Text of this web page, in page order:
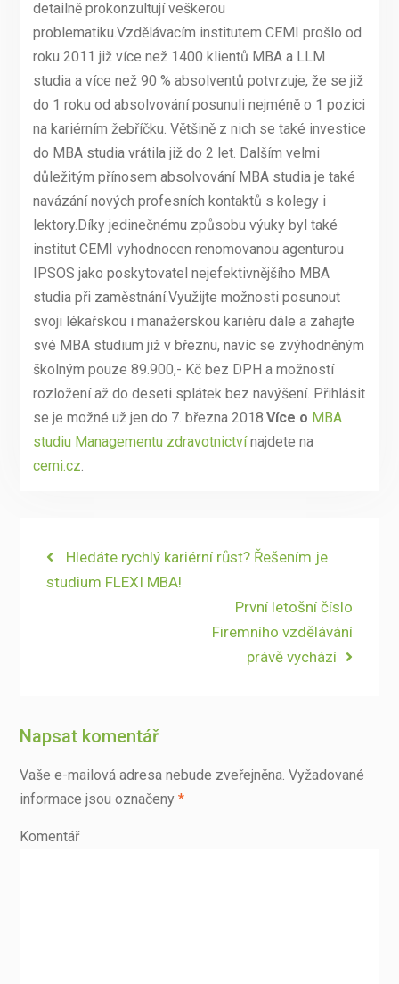
detailně prokonzultují veškerou
problematiku.Vzdělávacím institutem CEMI prošlo od
roku 2011 již více než 1400 klientů MBA a LLM
studia a více než 90 % absolventů potvrzuje, že se již
do 1 roku od absolvování posunuli nejméně o 1 pozici
na kariérním žebříčku. Většině z nich se také investice
do MBA studia vrátila již do 2 let. Dalším velmi
důležitým přínosem absolvování MBA studia je také
navázání nových profesních kontaktů s kolegy i
lektory.Díky jedinečnému způsobu výuky byl také
institut CEMI vyhodnocen renomovanou agenturou
IPSOS jako poskytovatel nejefektivnějšího MBA
studia při zaměstnání.Využijte možnosti posunout
svoji lékařskou i manažerskou kariéru dále a zahajte
své MBA studium již v březnu, navíc se zvýhodněným
školným pouze 89.900,- Kč bez DPH a možností
rozložení až do deseti splátek bez navýšení. Přihlásit
se je možné už jen do 7. března 2018.Více o MBA
studiu Managementu zdravotnictvínajdete na
cemi.cz.
Navigace
pro
Previous
post:
Hledáte rychlý kariérní růst? Řešením je
studium FLEXI MBA!
Next
post:
První letošní číslo
Firemního vzdělávání
právě vychází
Napsat komentář
Vaše e-mailová adresa nebude zveřejněna. Vyžadované
informace jsou označeny *
Komentář